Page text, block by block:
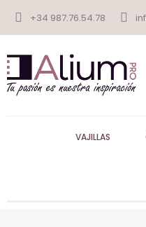
+34 987.76.54.78
VAJILLAS